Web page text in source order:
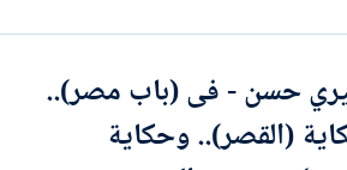
سبعة عشر آخرين. وحققت معهم نيابة
أمن الدولة العليا - بعد 48 ساعة قضوها فى
القلعة - بتهمة...
حسن - فى (باب مصر)..
(القصر).. وحكاية